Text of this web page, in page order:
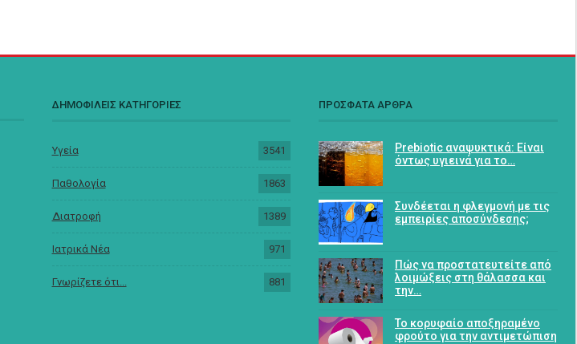
ΔΗΜΟΦΙΛΕΙΣ ΚΑΤΗΓΟΡΙΕΣ
Υγεία 3541
Παθολογία 1863
Διατροφή 1389
Ιατρικά Νέα 971
Γνωρίζετε ότι... 881
ΠΡΟΣΦΑΤΑ ΑΡΘΡΑ
Prebiotic αναψυκτικά: Είναι
όντως υγιεινά για το…
Συνδέεται η φλεγμονή με τις
εμπειρίες αποσύνδεσης;
Πώς να προστατευτείτε από
λοιμώξεις στη θάλασσα και
την…
Το κορυφαίο αποξηραμένο
φρούτο για την αντιμετώπιση